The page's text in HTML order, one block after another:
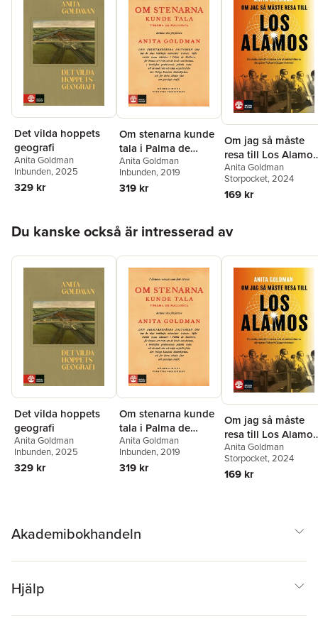
Det vilda hoppets
geografi
Anita Goldman
Inbunden, 2025
329 kr
Om stenarna kunde
tala i Palma de
Mallorca
Anita Goldman
Inbunden, 2019
319 kr
Om jag så måste
resa till Los
En
dokumentärroman
om atombombens
Anita Goldman
Storpocket, 2024
169 kr
Du kanske också är intresserad av
Det vilda hoppets
geografi
Anita Goldman
Inbunden, 2025
329 kr
Om stenarna kunde
tala i Palma de
Mallorca
Anita Goldman
Inbunden, 2019
319 kr
Om jag så måste
resa till Los
En
dokumentärroman
om atombombens
Anita Goldman
Storpocket, 2024
169 kr
Akademibokhandeln
Hjälp